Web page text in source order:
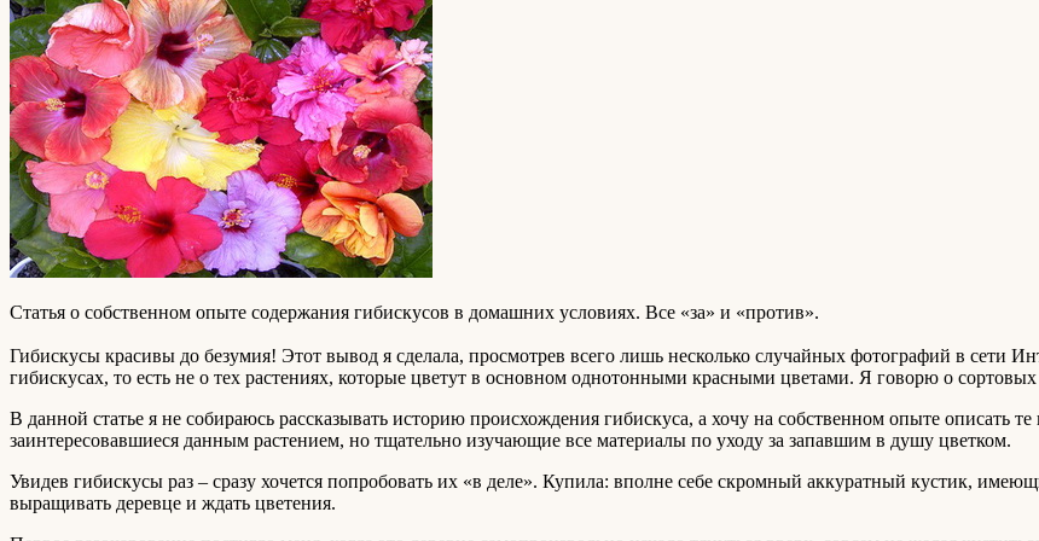
Статья о собственном опыте содержания гибискусов в домашних условиях. Все «за» и «против».
Гибискусы красивы до безумия! Этот вывод я сделала, просмотрев всего лишь несколько случайных фотографий в сети
гибискусах, то есть не о тех растениях, которые цветут в основном однотонными красными цветами. Я говорю о
В данной статье я не собираюсь рассказывать историю происхождения гибискуса, а хочу на собственном опыте описать
заинтересовавшиеся данным растением, но тщательно изучающие все материалы по уходу за запавшим в душу цветком.
Увидев гибискусы раз – сразу хочется попробовать их «в деле». Купила: вполне себе скромный аккуратный кустик,
выращивать деревце и ждать цветения.